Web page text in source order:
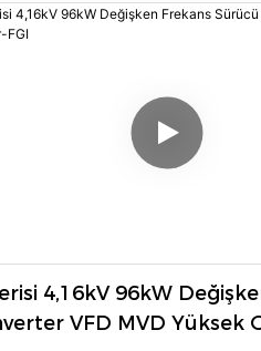
4,16kV 96kW
VFD MVD Yüksek